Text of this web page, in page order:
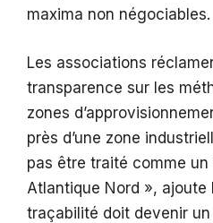
maxima non négociables.
Les associations
transparence sur les
zones
près d’une zone
pas être traité comme
Atlantique Nord », ajoute
traçabilité doit devenir